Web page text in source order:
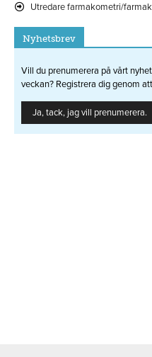
Utredare farmakometri/
Nyhetsbrev
Vill du prenumerera på vårt
veckan? Registrera dig genom
Ja, tack, jag vill prenumerera.